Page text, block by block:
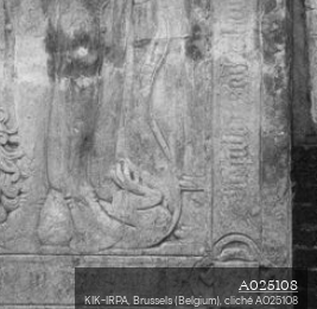
A025108
KIK-IRPA, Brussels (Belgium), cliché A025108